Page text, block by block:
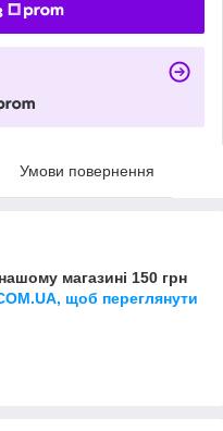
Умови повернення
магазині 150 грн
щоб переглянути